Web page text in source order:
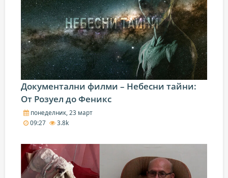
Документални филми – Небесни тайни:
От Розуел до Феникс
понеделник, 23 март
09:27
3.8k